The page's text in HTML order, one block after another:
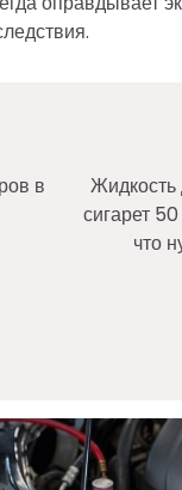
в
Жидкость
сигарет
что